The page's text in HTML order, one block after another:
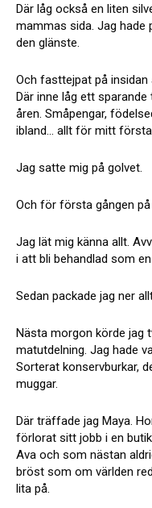
Där låg också en liten
mammas sida. Jag
den glänste.
Och fasttejpat på insidan
Där inne låg ett
åren. Småpengar,
ibland… allt för mitt första
Jag satte mig på golvet.
Och för första gången
Jag lät mig känna allt.
i att bli behandlad som
Sedan packade jag ner
Nästa morgon körde jag
matutdelning. Jag hade
Sorterat konservburkar,
muggar.
Där träffade jag Maya.
förlorat sitt jobb i en
Ava och som nästan
bröst som om världen
lita på.